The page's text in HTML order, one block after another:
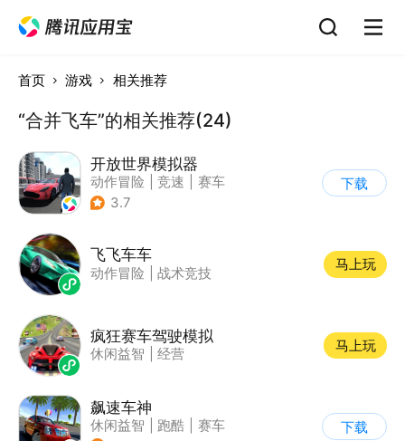
首页 游戏 相关推荐
“合并飞车”的相关推荐(24)
开放世界模拟器
动作冒险 竞速
赛车
| 开放世界
3.7
下载
飞飞车车
动作冒险 战术竞技
马上玩
疯狂赛车驾驶模拟
休闲益智 经营
马上玩
飙速车神
休闲益智 跑酷
赛车
下载